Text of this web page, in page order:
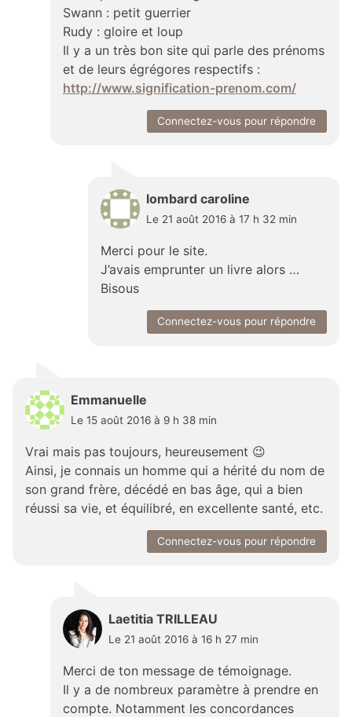
Swann : petit guerrier
Rudy : gloire et loup
Il y a un très bon site qui parle des prénoms
et de leurs égrégores respectifs :
http://www.signification-prenom.com/
Connectez-vous pour répondre
lombard caroline
Le 21 août 2016 à 17 h 32 min
Merci pour le site.
J’avais emprunter un livre alors …
Bisous
Connectez-vous pour répondre
Emmanuelle
Le 15 août 2016 à 9 h 38 min
Vrai mais pas toujours, heureusement 😉
Ainsi, je connais un homme qui a hérité du nom de
son grand frère, décédé en bas âge, qui a bien
réussi sa vie, et équilibré, en excellente santé, etc.
Connectez-vous pour répondre
Laetitia TRILLEAU
Le 21 août 2016 à 16 h 27 min
Merci de ton message de témoignage.
Il y a de nombreux paramètre à prendre en
compte. Notamment les concordances